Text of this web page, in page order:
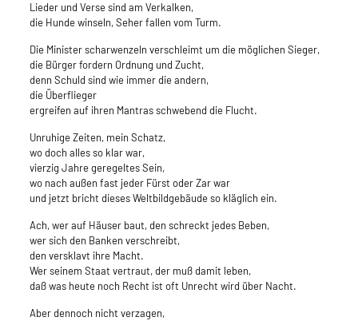
Lieder und Verse sind am Verkalken,
die Hunde winseln, Seher fallen vom Turm.
Die Minister scharwenzeln verschleimt um die möglichen Sieger,
die Bürger fordern Ordnung und Zucht,
denn Schuld sind wie immer die andern,
die Überflieger
ergreifen auf ihren Mantras schwebend die Flucht.
Unruhige Zeiten, mein Schatz,
wo doch alles so klar war,
vierzig Jahre geregeltes Sein,
wo nach außen fast jeder Fürst oder Zar war
und jetzt bricht dieses Weltbildgebäude so kläglich ein.
Ach, wer auf Häuser baut, den schreckt jedes Beben,
wer sich den Banken verschreibt,
den versklavt ihre Macht.
Wer seinem Staat vertraut, der muß damit leben,
daß was heute noch Recht ist oft Unrecht wird über Nacht.
Aber dennoch nicht verzagen,